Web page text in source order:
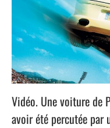
Vidéo. Une voiture de
avoir été percutée par